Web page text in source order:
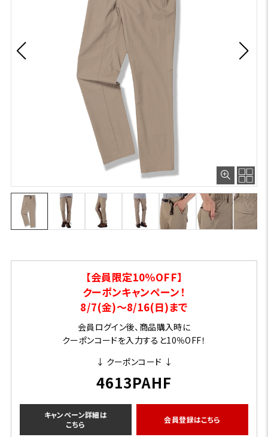
【会員限定10％OFF】
クーポンキャンペーン！
8/7(金)～8/16(日)まで
会員ログイン後、商品購入時に
クーポンコードを入力すると10％OFF！
↓ クーポンコード ↓
4613PAHF
キャンペーン詳細は
こちら
会員登録はこちら